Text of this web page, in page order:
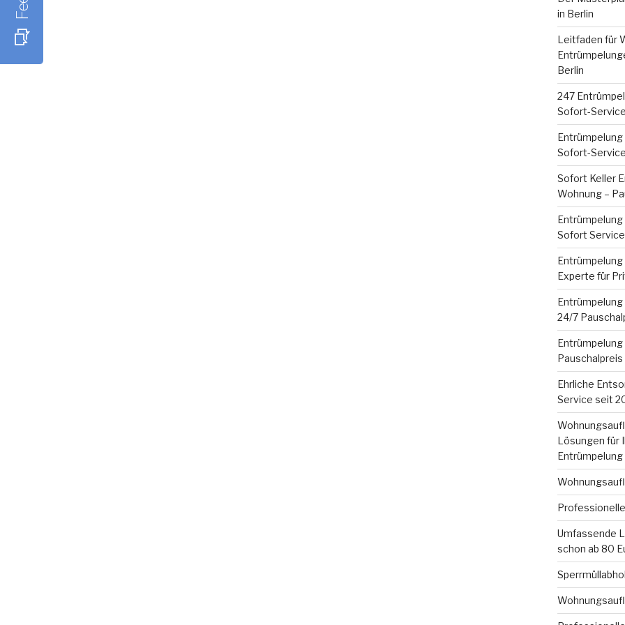
in Berlin
Leitfaden für
Berlin
247
Sofort-
Sofort-
Sofort Keller
Wohnung –
Sofort
Experte für
Entrümpelung
24/7
Pauschalpreis
Ehrliche
Service seit
Lösungen für
Entrümpelung
Umfassende
schon ab 80